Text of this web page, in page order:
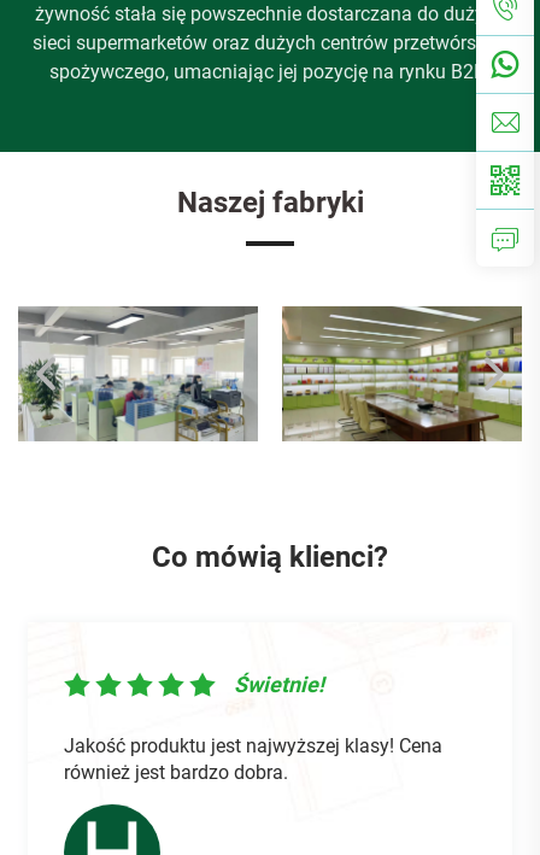
żywność stała się powszechnie dostarczana do dużych
sieci supermarketów oraz dużych centrów przetwórstwa
spożywczego, umacniając jej pozycję na rynku B2B.
Naszej fabryki
Co mówią klienci?
Świetnie!
produktu jest najwyższej klasy! Cena
jest bardzo dobra.